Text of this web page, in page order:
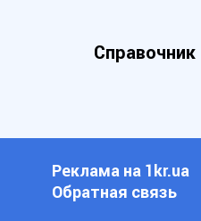
Справочник
Реклама на 1kr.ua
Обратная связь